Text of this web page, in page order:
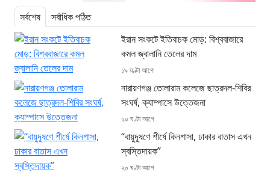
সর্বশেষ
সর্বাধিক পঠিত
ইরান সংকটে ইতিবাচক মোড়: বিশ্ববাজারে
কমল জ্বালানি তেলের দাম
১৯ ঘণ্টা আগে
নারায়ণগঞ্জ তোলারাম কলেজে ছাত্রদল-শিবির
সংঘর্ষ, ক্যাম্পাসে উত্তেজনা
২০ ঘণ্টা আগে
“বায়ুদূষণে শীর্ষে কিনশাসা, ঢাকার বাতাস এখন
স্বস্তিদায়ক”
২০ ঘণ্টা আগে